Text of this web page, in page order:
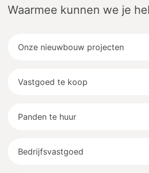
Waarmee kunnen we je
Onze nieuwbouw projecten
Vastgoed te koop
Panden te huur
Bedrijfsvastgoed